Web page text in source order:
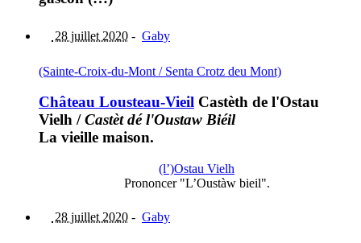
28 juillet 2020 - Gaby
(Sainte-Croix-du-Mont / Senta Crotz deu Mont)
Château Lousteau-Vieil Castèth de l'Ostau
Vielh /Castèt dé l'Oustaw Biéil
La vieille maison.
(l’)Ostau Vielh
Prononcer "L’Oustàw bieil".
28 juillet 2020 - Gaby